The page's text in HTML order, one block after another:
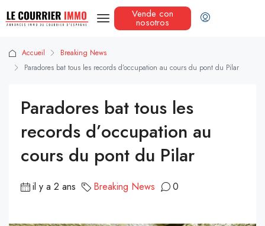
Vende con
nosotros
Accueil
Breaking News
Paradores bat tous les records d’occupation au cours du pont du Pilar
Paradores bat tous les
records d’occupation au
cours du pont du Pilar
il y a 2 ans Breaking News 0